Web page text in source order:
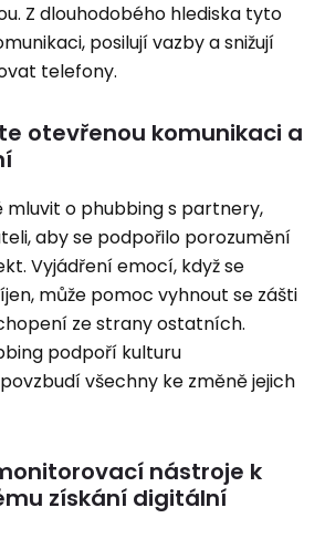
Z dlouhodobého hlediska tyto
posilují vazby a snižují
telefony.
otevřenou komunikaci a
o phubbing s partnery,
aby se podpořilo porozumění
Vyjádření emocí, když se
může pomoc vyhnout se zášti
ze strany ostatních.
podpoří kulturu
všechny ke změně jejich
nástroje k
získání digitální